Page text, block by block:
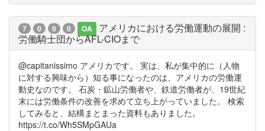
7 0 0 0 OA
アメリカにおける労働運動の展開 :
労働騎士団からAFL-CIOまで
@capitanissimo アメリカです。 実は、私が集中的に（人物
に対する興味から）知る事になったのは、アメリカの労働運
動史なのです。 石炭・鉱山労働者や、鉄道労働者が、19世紀
末には労働条件の改善を求めて立ち上がっていました。 検索
してみると、結構まとまった資料もありました。
https://t.co/Wh5SMpGAUa